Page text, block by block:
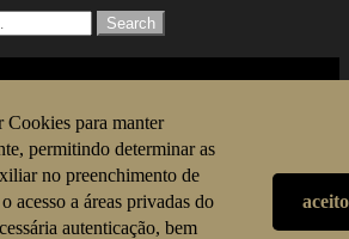
Search
Reservados ® WORLD PRIME
BOMBA
Cookies para manter
permitindo determinar as
no preenchimento de
acesso a áreas privadas do
autenticação, bem
aceito